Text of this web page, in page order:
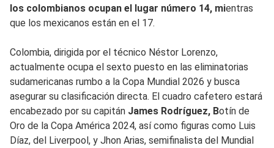
los colombianos ocupan el lugar número 14, mientras
que los mexicanos están en el 17.
Colombia, dirigida por el técnico Néstor Lorenzo,
actualmente ocupa el sexto puesto en las eliminatorias
sudamericanas rumbo a la Copa Mundial 2026 y busca
asegurar su clasificación directa. El cuadro cafetero estará
encabezado por su capitán James Rodríguez, Botín de
Oro de la Copa América 2024, así como figuras como Luis
Díaz, del Liverpool, y Jhon Arias, semifinalista del Mundial